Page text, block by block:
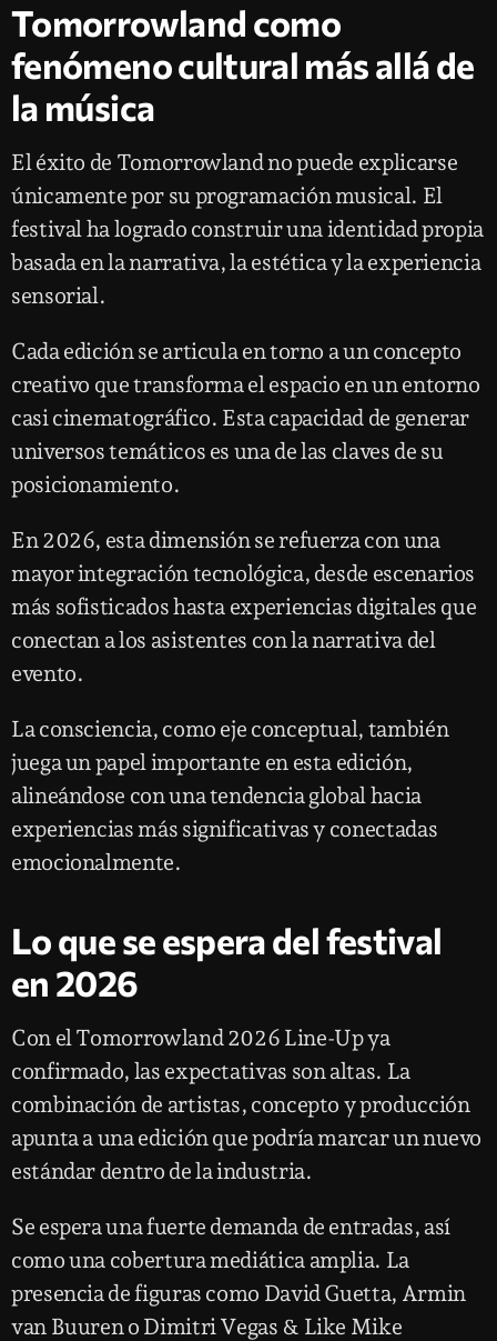
Tomorrowland como
fenómeno cultural más allá de
la música
El éxito de Tomorrowland no puede explicarse
únicamente por su programación musical. El
festival ha logrado construir una identidad propia
basada en la narrativa, la estética y la experiencia
sensorial.
Cada edición se articula en torno a un concepto
creativo que transforma el espacio en un entorno
casi cinematográfico. Esta capacidad de generar
universos temáticos es una de las claves de su
posicionamiento.
En 2026, esta dimensión se refuerza con una
mayor integración tecnológica, desde escenarios
más sofisticados hasta experiencias digitales que
conectan a los asistentes con la narrativa del
evento.
La consciencia, como eje conceptual, también
juega un papel importante en esta edición,
alineándose con una tendencia global hacia
experiencias más significativas y conectadas
emocionalmente.
Lo que se espera del festival
en 2026
Con el Tomorrowland 2026 Line-Up ya
confirmado, las expectativas son altas. La
combinación de artistas, concepto y producción
apunta a una edición que podría marcar un nuevo
estándar dentro de la industria.
Se espera una fuerte demanda de entradas, así
como una cobertura mediática amplia. La
presencia de figuras como David Guetta, Armin
van Buuren o Dimitri Vegas & Like Mike